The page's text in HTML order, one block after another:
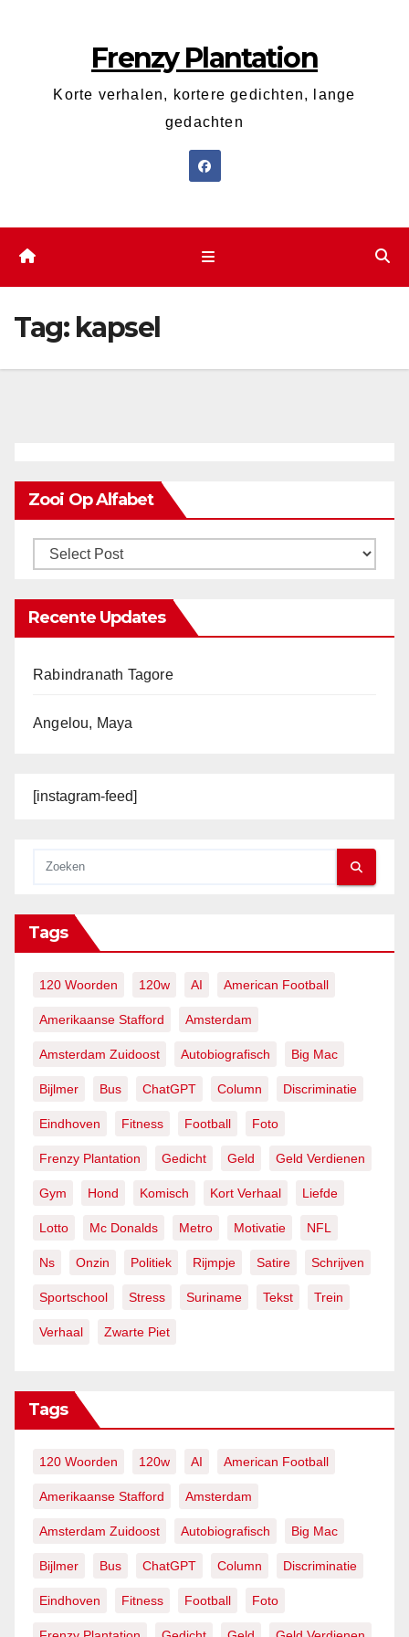
Frenzy Plantation
Korte verhalen, kortere gedichten, lange
gedachten
Tag: kapsel
Zooi Op Alfabet
Recente Updates
Rabindranath Tagore
Angelou, Maya
[instagram-feed]
Tags
120 Woorden 120w AI American Football
Amerikaanse Stafford Amsterdam
Amsterdam Zuidoost Autobiografisch Big Mac
Bijlmer Bus ChatGPT Column Discriminatie
Eindhoven Fitness Football Foto
Frenzy Plantation Gedicht Geld Geld Verdienen
Gym Hond Komisch Kort Verhaal Liefde
Lotto Mc Donalds Metro Motivatie NFL
Ns Onzin Politiek Rijmpje Satire Schrijven
Sportschool Stress Suriname Tekst Trein
Verhaal Zwarte Piet
Tags
120 Woorden 120w AI American Football
Amerikaanse Stafford Amsterdam
Amsterdam Zuidoost Autobiografisch Big Mac
Bijlmer Bus ChatGPT Column Discriminatie
Eindhoven Fitness Football Foto